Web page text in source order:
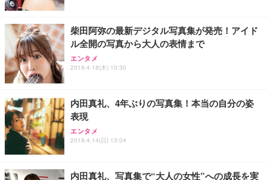
柴田阿弥の最新デジタル写真集が発売！アイド
ル全開の写真から大人の表情まで
エンタメ
2019.4.18(木) 10:30
内田真礼、4年ぶりの写真集！本当の自分の姿
表現
エンタメ
2019.4.14(日) 13:04
内田真礼、写真集で“大人の女性”への成長を実